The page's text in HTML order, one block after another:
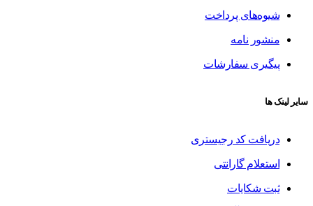
شیوه‌های پرداخت
منشور نامه
پیگیری سفارشات
سایر لینک ها
دریافت کد رجیستری
استعلام گارانتی
ثبت شکایات